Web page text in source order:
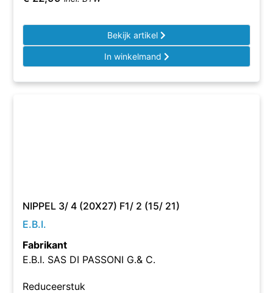
Bekijk artikel
In winkelmand
NIPPEL 3/ 4 (20X27) F1/ 2 (15/ 21)
E.B.I.
Fabrikant
E.B.I. SAS DI PASSONI G.& C.
Reduceerstuk